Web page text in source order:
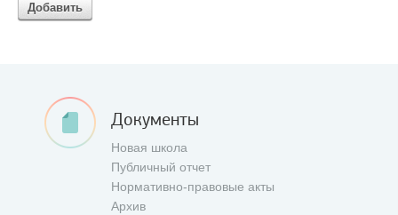
Добавить
Документы
Новая школа
Публичный отчет
Нормативно-правовые акты
Архив